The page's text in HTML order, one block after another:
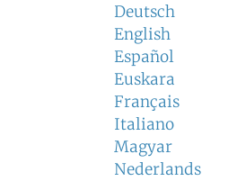
Deutsch
English
Español
Euskara
Français
Italiano
Magyar
Nederlands